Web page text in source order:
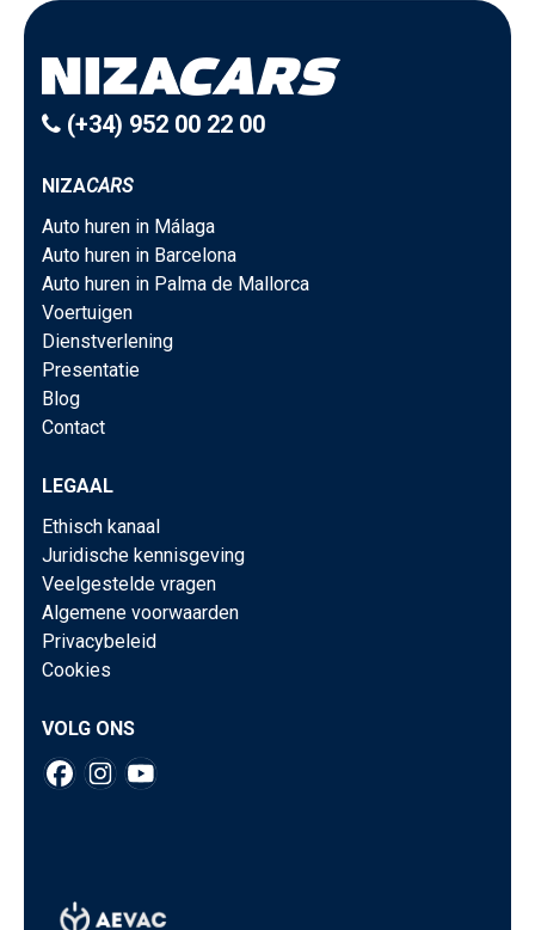
(+34) 952 00 22 00
NIZACARS
Auto huren in Málaga
Auto huren in Barcelona
Auto huren in Palma de Mallorca
Voertuigen
Dienstverlening
Presentatie
Blog
Contact
LEGAAL
Ethisch kanaal
Juridische kennisgeving
Veelgestelde vragen
Algemene voorwaarden
Privacybeleid
Cookies
VOLG ONS